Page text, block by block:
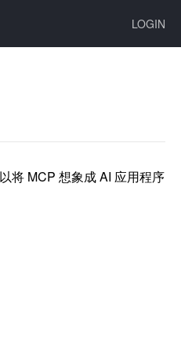
LOGIN
将 MCP 想象成 AI 应用程序